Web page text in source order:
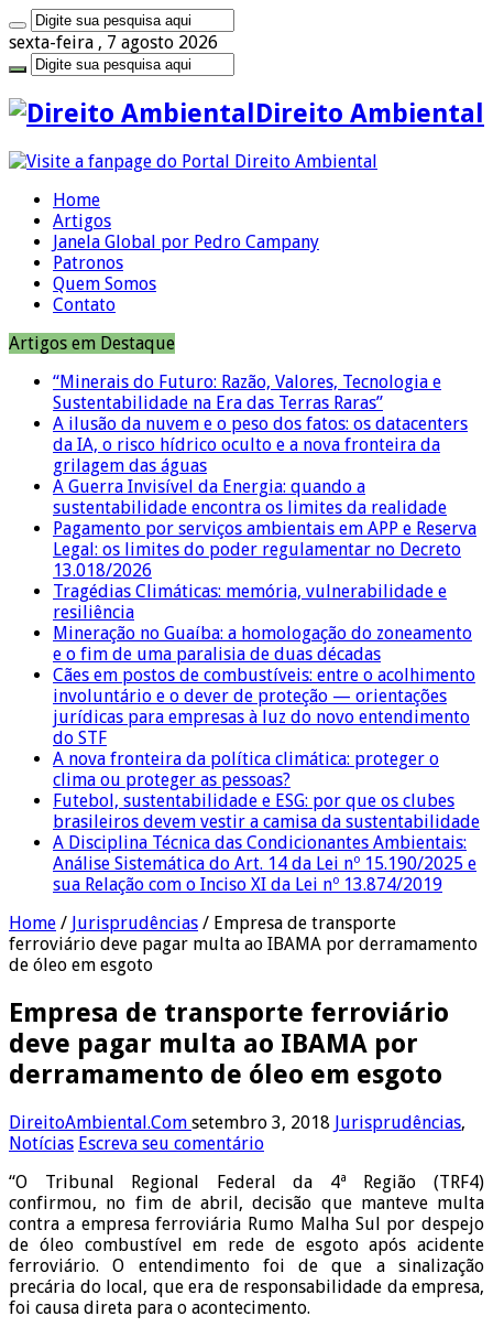
sexta-feira , 7 agosto 2026
Direito Ambiental
Home
Artigos
Janela Global por Pedro Campany
Patronos
Quem Somos
Contato
Artigos em Destaque
“Minerais do Futuro: Razão, Valores, Tecnologia e
Sustentabilidade na Era das Terras Raras”
A ilusão da nuvem e o peso dos fatos: os datacenters
da IA, o risco hídrico oculto e a nova fronteira da
grilagem das águas
A Guerra Invisível da Energia: quando a
sustentabilidade encontra os limites da realidade
Pagamento por serviços ambientais em APP e Reserva
Legal: os limites do poder regulamentar no Decreto
13.018/2026
Tragédias Climáticas: memória, vulnerabilidade e
resiliência
Mineração no Guaíba: a homologação do zoneamento
e o fim de uma paralisia de duas décadas
Cães em postos de combustíveis: entre o acolhimento
involuntário e o dever de proteção — orientações
jurídicas para empresas à luz do novo entendimento
do STF
A nova fronteira da política climática: proteger o
clima ou proteger as pessoas?
Futebol, sustentabilidade e ESG: por que os clubes
brasileiros devem vestir a camisa da sustentabilidade
A Disciplina Técnica das Condicionantes Ambientais:
Análise Sistemática do Art. 14 da Lei nº 15.190/2025 e
sua Relação com o Inciso XI da Lei nº 13.874/2019
Home / Jurisprudências / Empresa de transporte
ferroviário deve pagar multa ao IBAMA por derramamento
de óleo em esgoto
Empresa de transporte ferroviário
deve pagar multa ao IBAMA por
derramamento de óleo em esgoto
DireitoAmbiental.Com setembro 3, 2018 Jurisprudências,
Notícias Escreva seu comentário
“O Tribunal Regional Federal da 4ª Região (TRF4)
confirmou, no fim de abril, decisão que manteve multa
contra a empresa ferroviária Rumo Malha Sul por despejo
de óleo combustível em rede de esgoto após acidente
ferroviário. O entendimento foi de que a sinalização
precária do local, que era de responsabilidade da empresa,
foi causa direta para o acontecimento.